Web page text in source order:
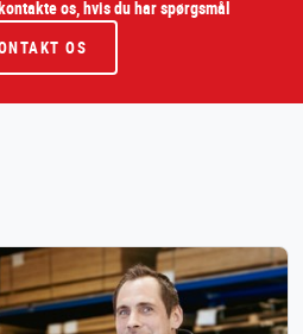
os, hvis du har spørgsmål
OS